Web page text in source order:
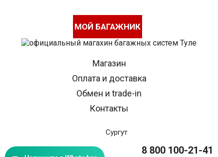
МОЙ БАГАЖНИК
Магазин
Оплата и доставка
Обмен и trade-in
Контакты
Сургут
8 800 100-21-41